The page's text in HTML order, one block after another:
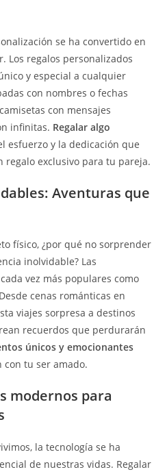
se ha convertido en
Los regalos personalizados
y especial a cualquier
con nombres o fechas
con mensajes
infinitas. Regalar algo
esfuerzo y la dedicación que
regalo exclusivo para tu pareja.
Aventuras que
físico, ¿por qué no sorprender
inolvidable? Las
vez más populares como
cenas románticas en
viajes sorpresa a destinos
recuerdos que perdurarán
únicos y emocionantes
con tu ser amado.
modernos para
la tecnología se ha
de nuestras vidas. Regalar